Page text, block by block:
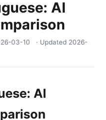
AI
03-10 · Updated 2026-
AI